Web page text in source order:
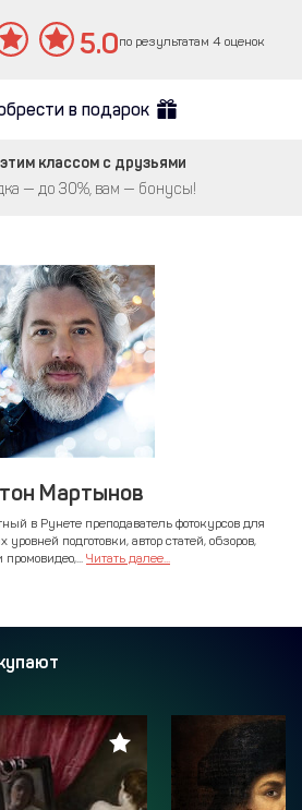
5.0по результатам 4 оценок
в подарок
классом с друзьями
— до 30%, вам — бонусы!
Мартынов
в Рунете преподаватель фотокурсов для
подготовки, автор статей, обзоров,
промовидео,... Читать далее...